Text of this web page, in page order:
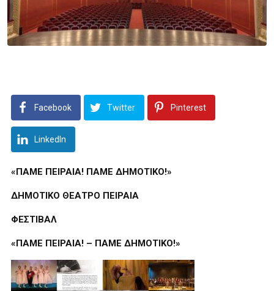
Facebook Twitter Pinterest
LinkedIn
«ΠΑΜΕ ΠΕΙΡΑΙΑ! ΠΑΜΕ ΔΗΜΟΤΙΚΟ!»
ΔΗΜΟΤΙΚΟ ΘΕΑΤΡΟ ΠΕΙΡΑΙΑ
ΦΕΣΤΙΒΑΛ
«ΠΑΜΕ ΠΕΙΡΑΙΑ! – ΠΑΜΕ ΔΗΜΟΤΙΚΟ!»